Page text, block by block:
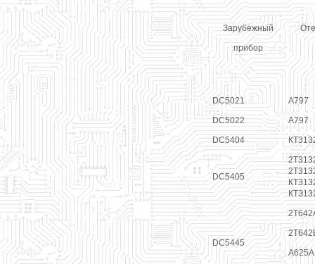
Зарубежный
прибор
DC5021
А797
DC5022
А797
DC5404
DC5405
DC5445